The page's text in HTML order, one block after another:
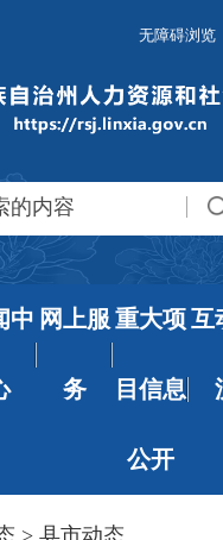
无障碍浏览
中 网上服
务
重大项
目信息
公开
互
> 县市动态